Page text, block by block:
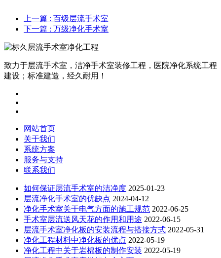
上一篇 : 百级层流手术室
下一篇 : 万级净化手术室
致力于层流手术室，洁净手术室装修工程，医院净化系统工程
建设；标准建造，经久耐用！
网站首页
关于我们
系统方案
服务与支持
联系我们
如何保证层流手术室的洁净度 2025-01-23
层流净化手术室的优缺点 2024-04-12
净化手术室关于电气方面的施工规范 2022-06-25
手术室层流送风天花的作用和用途 2022-06-15
层流手术室净化板的安装流程与搭接方式 2022-05-31
净化工程材料中净化板的优点 2022-05-19
净化工程中关于岩棉板的制作安装 2022-05-19